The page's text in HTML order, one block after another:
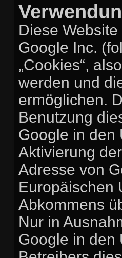
Diese
Google Inc.
„Cookies“,
werden und
ermöglichen.
Benutzung
Google in den
Aktivierung
Adresse von
Europäischen
Abkommens
Nur in
Google in den